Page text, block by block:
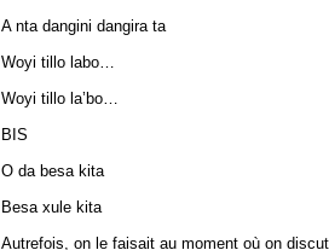
A nta dangini dangira ta
Woyi tillo labo…
Woyi tillo la’bo…
BIS
O da besa kita
Besa xule kita
Autrefois, on le faisait au moment où on